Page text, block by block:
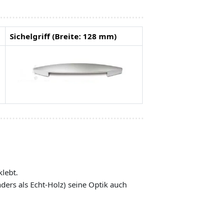
Sichelgriff (Breite: 128 mm)
als Echt-Holz) seine Optik auch